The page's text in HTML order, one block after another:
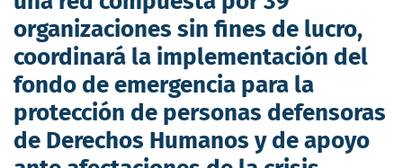
organizaciones sin fines de lucro,
coordinará la implementación del
fondo de emergencia para la
protección de personas defensoras
de Derechos Humanos y de apoyo